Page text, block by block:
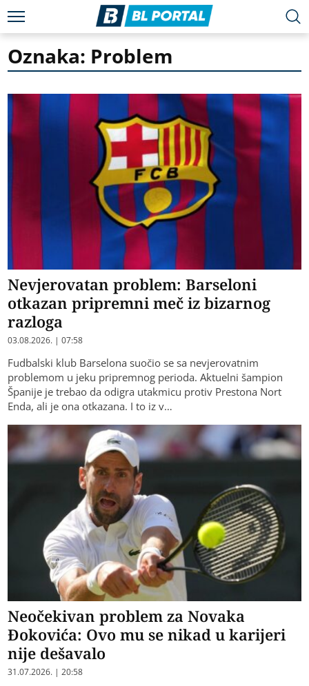
Oznaka: Problem
Nevjerovatan problem: Barseloni
otkazan pripremni meč iz bizarnog
razloga
03.08.2026. | 07:58
Fudbalski klub Barselona suočio se sa nevjerovatnim
problemom u jeku pripremnog perioda. Aktuelni šampion
Španije je trebao da odigra utakmicu protiv Prestona Nort
Enda, ali je ona otkazana. I to iz v…
Neočekivan problem za Novaka
Đokovića: Ovo mu se nikad u karijeri
nije dešavalo
31.07.2026. | 20:58